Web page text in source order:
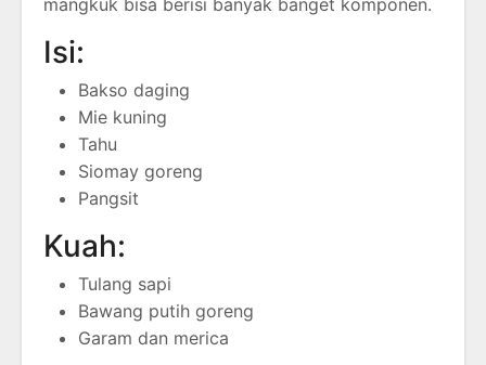
Isi:
Bakso daging
Mie kuning
Tahu
Siomay goreng
Pangsit
Kuah:
Tulang sapi
Bawang putih goreng
Garam dan merica